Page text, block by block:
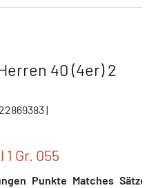
40 (4er) 2
|
Gr. 055
Punkte Matches Sätze